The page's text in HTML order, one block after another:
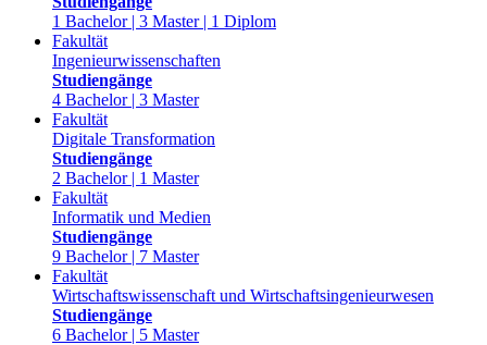
1 Bachelor | 3 Master | 1 Diplom
Fakultät
Ingenieurwissenschaften
Studiengänge
4 Bachelor | 3 Master
Fakultät
Digitale Transformation
Studiengänge
2 Bachelor | 1 Master
Fakultät
Informatik und Medien
Studiengänge
9 Bachelor | 7 Master
Fakultät
Wirtschaftswissenschaft und Wirtschaftsingenieurwesen
Studiengänge
6 Bachelor | 5 Master